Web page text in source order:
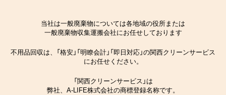
当社は一般廃棄物については各地域の役所または
一般廃棄物収集運搬会社にお任せしております
不用品回収は、「格安」「明瞭会計」「即日対応」の関西クリーンサービス
にお任せください。
「関西クリーンサービス」は
弊社、A-LIFE株式会社の商標登録名称です。